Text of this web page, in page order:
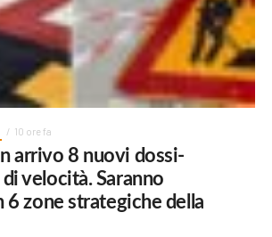
10 ore fa
arrivo 8 nuovi dossi-
velocità. Saranno
6 zone strategiche della